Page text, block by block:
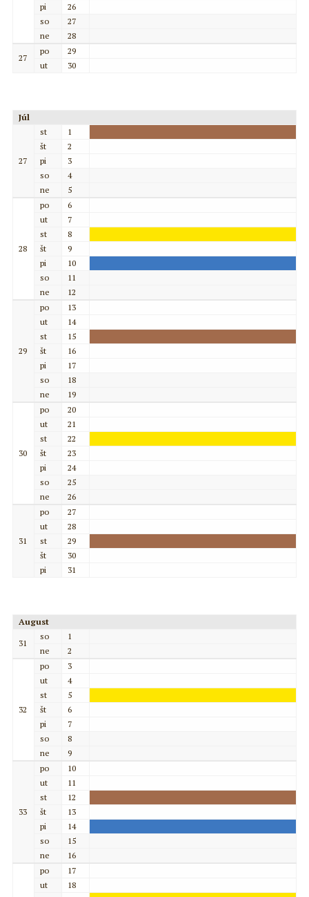
pi
26
so
27
ne
28
27
po
29
ut
30
Júl
27
st
1
št
2
pi
3
so
4
ne
5
28
po
6
ut
7
st
8
št
9
pi
10
so
11
ne
12
29
po
13
ut
14
st
15
št
16
pi
17
so
18
ne
19
30
po
20
ut
21
st
22
št
23
pi
24
so
25
ne
26
31
po
27
ut
28
st
29
št
30
pi
31
August
31
so
1
ne
2
32
po
3
ut
4
st
5
št
6
pi
7
so
8
ne
9
33
po
10
ut
11
st
12
št
13
pi
14
so
15
ne
16
po
17
ut
18